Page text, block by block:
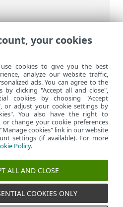
PROTECT 主菜单>
your cookies
cookies to give you the best
analyze our website traffic,
ads. You can agree to the
by clicking "Accept all and close",
cookies by choosing "Accept
or adjust your cookie settings by
You also have the right to
change your cookie preferences
cookies" link in our website
settings (if available). For more
Policy.
ALL AND CLOSE
COOKIES ONLY